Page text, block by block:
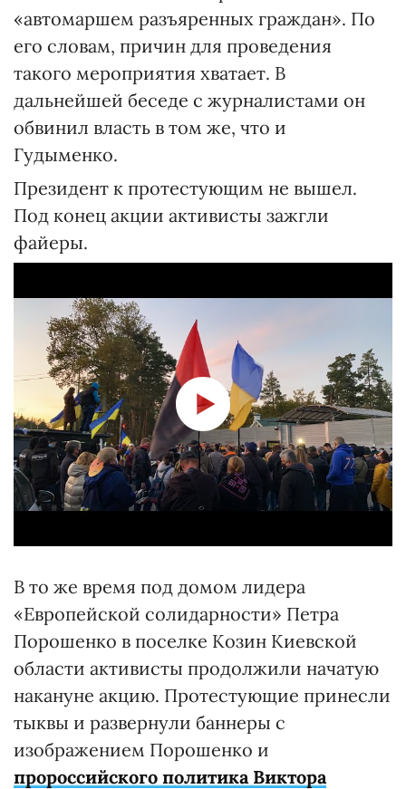
«автомаршем разъяренных граждан». По
его словам, причин для проведения
такого мероприятия хватает. В
дальнейшей беседе с журналистами он
обвинил власть в том же, что и
Гудыменко.
Президент к протестующим не вышел.
Под конец акции активисты зажгли
файеры.
В то же время под домом лидера
«Европейской солидарности» Петра
Порошенко в поселке Козин Киевской
области активисты продолжили начатую
накануне акцию. Протестующие принесли
тыквы и развернули баннеры с
изображением Порошенко и
пророссийского политика Виктора